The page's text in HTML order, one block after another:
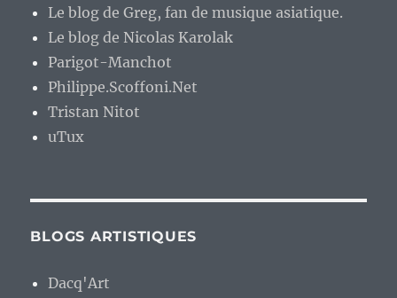
Le blog de Greg, fan de musique asiatique.
Le blog de Nicolas Karolak
Parigot-Manchot
Philippe.Scoffoni.Net
Tristan Nitot
uTux
BLOGS ARTISTIQUES
Dacq'Art